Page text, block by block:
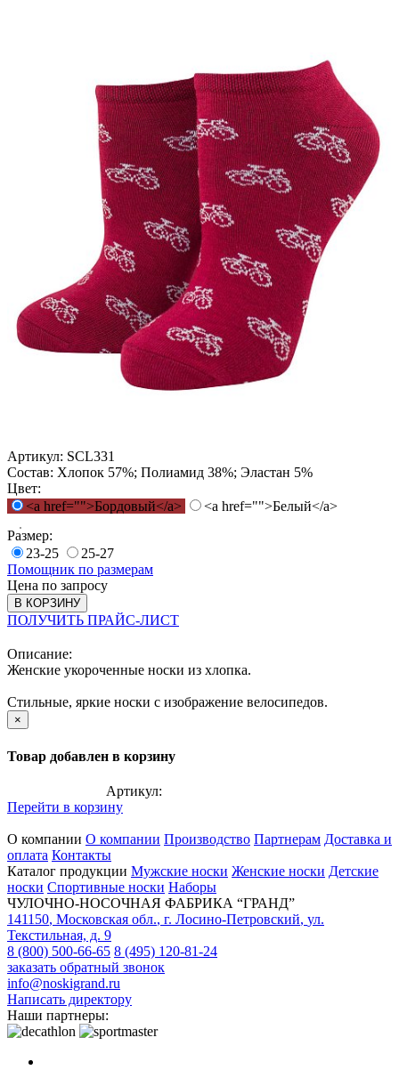
Артикул: SCL331
Состав: Хлопок 57%; Полиамид 38%; Эластан 5%
Цвет:
<a href="">Бордовый</a>
<a href="">Белый</a>
Размер:
23-25
25-27
Помощник по размерам
Цена по запросу
В КОРЗИНУ
ПОЛУЧИТЬ ПРАЙС-ЛИСТ
Описание:
Женские укороченные носки из хлопка.
Стильные, яркие носки с изображение велосипедов.
×
Товар добавлен в корзину
Артикул:
Перейти в корзину
О компании О компании Производство Партнерам Доставка и
оплата Контакты
Каталог продукции Мужские носки Женские носки Детские
носки Спортивные носки Наборы
ЧУЛОЧНО-НОСОЧНАЯ ФАБРИКА “ГРАНД”
141150, Московская обл., г. Лосино-Петровский, ул.
Текстильная, д. 9
8 (800) 500-66-65 8 (495) 120-81-24
заказать обратный звонок
info@noskigrand.ru
Написать директору
Наши партнеры: